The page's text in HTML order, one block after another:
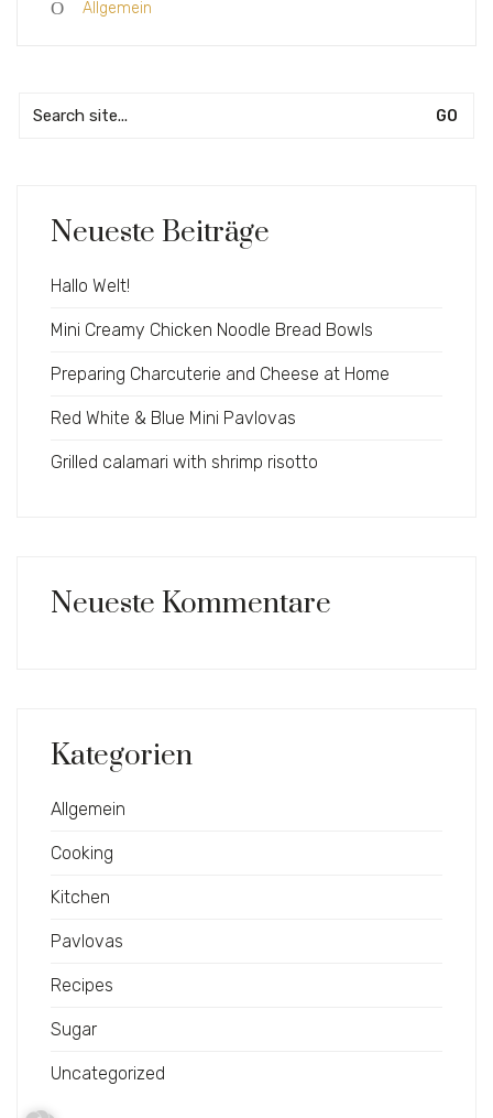
Allgemein
Search
Neueste Beiträge
Hallo Welt!
Mini Creamy Chicken Noodle Bread Bowls
Preparing Charcuterie and Cheese at Home
Red White & Blue Mini Pavlovas
Grilled calamari with shrimp risotto
Neueste Kommentare
Kategorien
Allgemein
Cooking
Kitchen
Pavlovas
Recipes
Sugar
Uncategorized